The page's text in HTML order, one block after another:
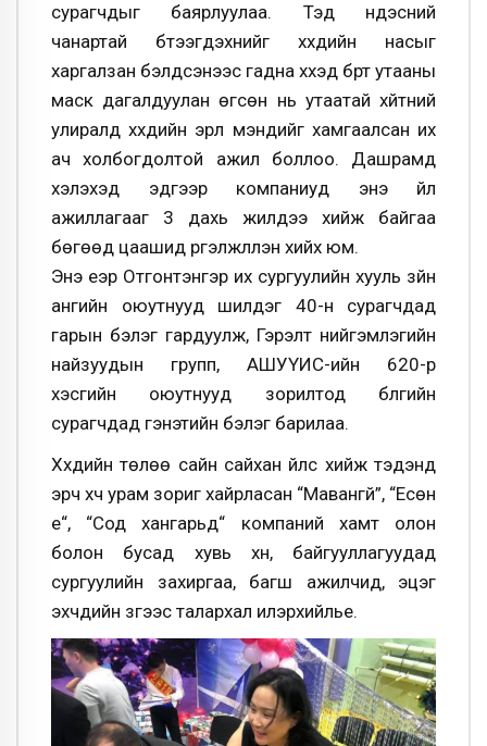
сурагчдыг баярлуулаа. Тэд үндэсний
чанартай бүтээгдэхүүнийг хүүхдийн насыг
харгалзан бэлдсэнээс гадна хүүхэд бүрт утааны
маск дагалдуулан өгсөн нь утаатай хүйтний
улиралд хүүхдийн эрүүл мэндийг хамгаалсан их
ач холбогдолтой ажил боллоо. Дашрамд
хэлэхэд эдгээр компаниуд энэ үйл
ажиллагааг 3 дахь жилдээ хийж байгаа
бөгөөд цаашид үргэлжлүүлэн хийх юм.
Энэ үеэр Отгонтэнгэр их сургуулийн хууль зүйн
ангийн оюутнууд шилдэг 40-н сурагчдад
гарын бэлэг гардуулж, Гэрэлт нийгэмлэгийн
найзуудын групп, АШУҮИС-ийн 620-р
хэсгийн оюутнууд зорилтод бүлгийн
сурагчдад гэнэтийн бэлэг барилаа.
Хүүхдийн төлөө сайн сайхан үйлс хийж тэдэнд
эрч хүч урам зориг хайрласан “Мавангүй”, “Есөн
үе“, “Сод хангарьд“ компаний хамт олон
болон бусад хувь хүн, байгууллагуудад
сургуулийн захиргаа, багш ажилчид, эцэг
эхчүүдийн зүгээс талархал илэрхийлье.